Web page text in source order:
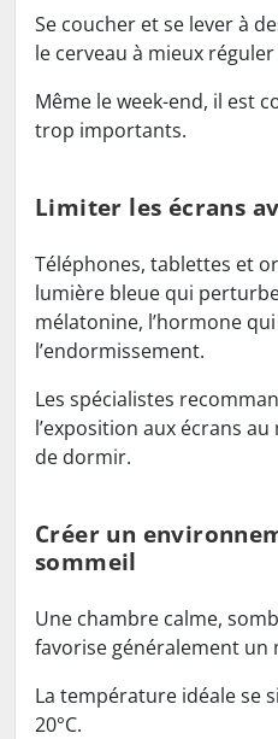
Se coucher et se lever à
le cerveau à mieux
Même le week-end, il est
trop importants.
Limiter les écrans
Téléphones, tablettes et
lumière bleue qui
mélatonine, l’hormone
l’endormissement.
Les spécialistes
l’exposition aux écrans
de dormir.
Créer un
sommeil
Une chambre calme,
favorise généralement un
La température idéale se
20°C.